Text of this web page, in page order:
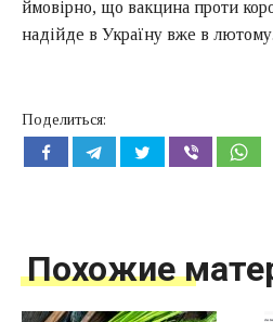
ймовірно, що вакцина проти
надійде в Україну вже в лютому.
Поделиться:
Похожие